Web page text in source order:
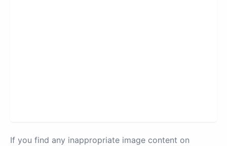
If you find any inappropriate image content on